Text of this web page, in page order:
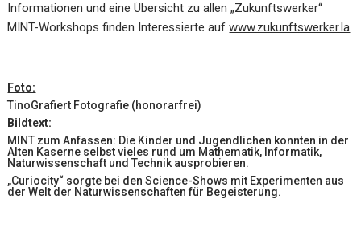
Informationen und eine Übersicht zu allen „Zukunftswerker“
MINT-Workshops finden Interessierte aufwww.zukunftswerker.la.
Foto:
TinoGrafiert Fotografie (honorarfrei)
Bildtext:
MINT zum Anfassen: Die Kinder und Jugendlichen konnten in der
Alten Kaserne selbst vieles rund um Mathematik, Informatik,
Naturwissenschaft und Technik ausprobieren.
„Curiocity“ sorgte bei den Science-Shows mit Experimenten aus
der Welt der Naturwissenschaften für Begeisterung.